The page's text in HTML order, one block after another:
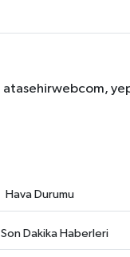
atasehirwebcom,
Hava Durumu
Son Dakika Haberleri